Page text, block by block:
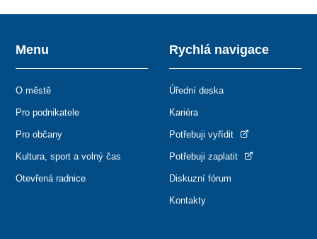
Menu
O městě
Pro podnikatele
Pro občany
Kultura, sport a volný čas
Otevřená radnice
Rychlá navigace
Úřední deska
Kariéra
Potřebuji vyřídit
Potřebuji zaplatit
Diskuzní fórum
Kontakty